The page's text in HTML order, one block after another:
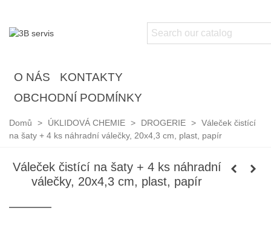
O NÁS
KONTAKTY
OBCHODNÍ PODMÍNKY
Domů > ÚKLIDOVÁ CHEMIE > DROGERIE > Váleček čistící
na šaty + 4 ks náhradní válečky, 20x4,3 cm, plast, papír
Váleček čistící na šaty + 4 ks náhradní
válečky, 20x4,3 cm, plast, papír